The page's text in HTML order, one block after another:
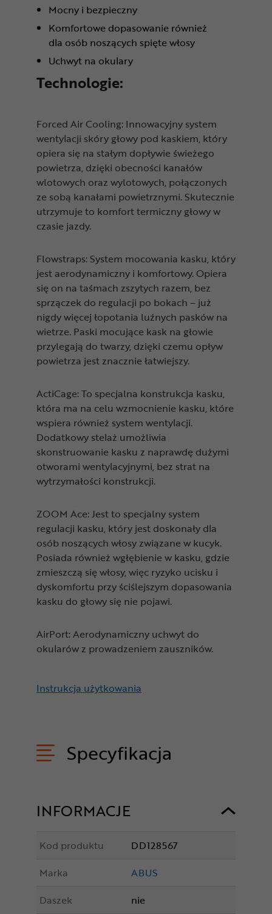
Mocny i bezpieczny
Komfortowe dopasowanie również
dla osób noszących spięte włosy
Uchwyt na okulary
Technologie:
Forced Air Cooling: Innowacyjny system
wentylacji skóry głowy pod kaskiem, który
opiera się na stałym dopływie świeżego
powietrza, dzięki obecności kanałów
wlotowych oraz wylotowych, połączonych
ze sobą kanałami powietrznymi. Skutecznie
utrzymuje to komfort termiczny głowy w
czasie jazdy.
Flowstraps: System mocowania kasku, który
jest aerodynamiczny i komfortowy. Opiera
się on na taśmach zszytych razem, bez
sprzączek do regulacji po bokach – już
nigdy więcej łopotania luźnych pasków na
wietrze. Paski mocujące kask na głowie
przylegają do twarzy, dzięki czemu opływ
powietrza jest znacznie łatwiejszy.
ActiCage: To specjalna konstrukcja kasku,
która ma na celu wzmocnienie kasku, które
wspiera również system wentylacji.
Dodatkowy stelaż umożliwia
skonstruowanie kasku z naprawdę dużymi
otworami wentylacyjnymi, bez strat na
wytrzymałości konstrukcji.
ZOOM Ace: Jest to specjalny system
regulacji kasku, który jest doskonały dla
osób noszących włosy związane w kucyk.
Posiada również wgłębienie w kasku, gdzie
zmieszczą się włosy, więc ryzyko ucisku i
dyskomfortu przy ściślejszym dopasowania
kasku do głowy się nie pojawi.
AirPort: Aerodynamiczny uchwyt do
okularów z prowadzeniem zauszników.
Instrukcja użytkowania
Specyfikacja
INFORMACJE
Kod produktu
DD128567
Marka
ABUS
Daszek
nie